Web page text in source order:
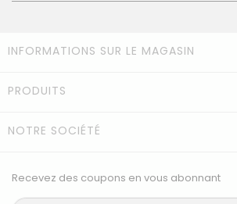
INFORMATIONS SUR LE MAGASIN
PRODUITS
NOTRE SOCIÉTÉ
Recevez des coupons en vous abonnant